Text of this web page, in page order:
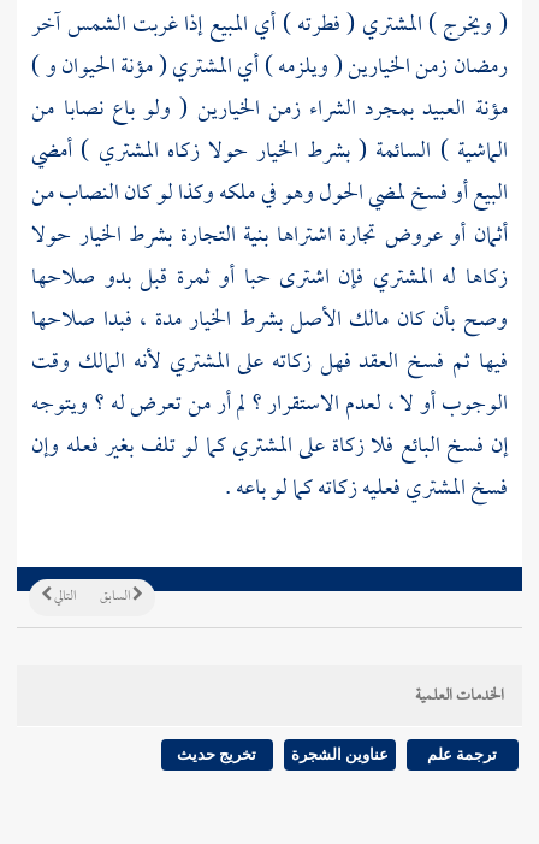
( ويخرج ) المشتري ( فطرته ) أي المبيع إذا غربت الشمس آخر
رمضان زمن الخيارين ( ويلزمه ) أي المشتري ( مؤنة الحيوان و )
مؤنة العبيد بمجرد الشراء زمن الخيارين ( ولو باع نصابا من
الماشية ) السائمة ( بشرط الخيار حولا زكاه المشتري ) أمضي
البيع أو فسخ لمضي الحول وهو في ملكه وكذا لو كان النصاب من
أثمان أو عروض تجارة اشتراها بنية التجارة بشرط الخيار حولا
زكاها له المشتري فإن اشترى حبا أو ثمرة قبل بدو صلاحها
وصح بأن كان مالك الأصل بشرط الخيار مدة ، فبدا صلاحها
فيها ثم فسخ العقد فهل زكاته على المشتري لأنه المالك وقت
الوجوب أو لا ، لعدم الاستقرار ؟ لم أر من تعرض له ؟ ويتوجه
إن فسخ البائع فلا زكاة على المشتري كما لو تلف بغير فعله وإن
فسخ المشتري فعليه زكاته كما لو باعه .
التالي السابق
الخدمات العلمية
ترجمة علم عناوين الشجرة تخريج حديث